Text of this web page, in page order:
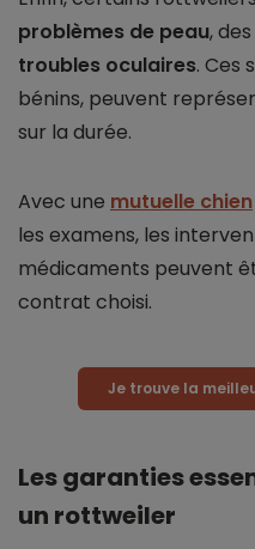
problèmes de peau, des
troubles oculaires. Ces
bénins, peuvent
sur la durée.
Avec une mutuelle chien
les examens, les
médicaments peuvent
contrat choisi.
Je trouve la
Les garanties
un rottweiler